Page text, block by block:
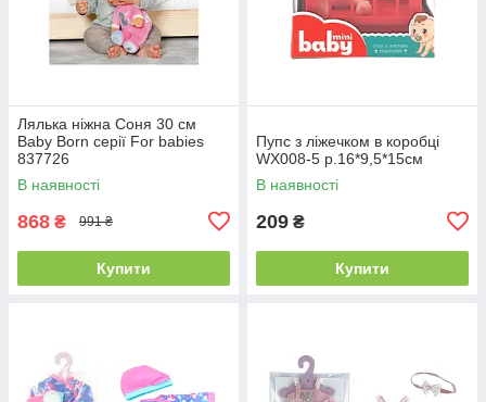
Лялька ніжна Соня 30 см
Baby Born серії For babies
837726
В наявності
868 ₴ 991 ₴
Купити
Пупс з ліжечком в коробці
WX008-5 р.16*9,5*15см
В наявності
209 ₴
Купити